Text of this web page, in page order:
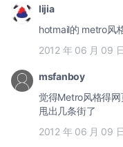
lijia
hotmail的 metro风
2012 年 06 月 09
msfanboy
觉得Metro风格得
甩出几条街了
2012 年 06 月 09